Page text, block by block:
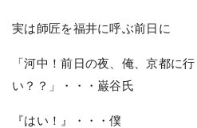
実は師匠を福井に呼ぶ前日に
「河中！前日の夜、俺、京都に
い？？」・・・巌谷氏
『はい！』・・・僕